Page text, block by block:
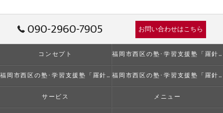
090-2960-7905 お問い合わせはこちら
コンセプト 福岡市西区の塾･学習支援塾「羅針盤」の口コミ情報
福岡市西区の塾･学習支援塾「羅針盤」の評判 福岡市西区の塾･学習支援塾「羅針盤」のお客様の声
サービス メニュー